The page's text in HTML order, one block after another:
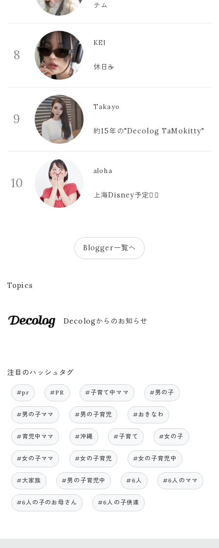
テム
8
KEI
休日☕️
9
Takayo
約15年の"Decolog TaMokitty"
10
aloha
上海Disney予定🫪🩷
Blogger一覧へ
Topics
Decologからのお知らせ
注目のハッシュタグ
#pr #PR #子育て中ママ #男の子
#男の子ママ #男の子育児 #おきなわ
#育児中ママ #沖縄 #子育て #女の子
#女の子ママ #女の子育児 #女の子育児中
#大家族 #男の子育児中 #6人 #6人のママ
#6人の子のお母さん #6人の子供達